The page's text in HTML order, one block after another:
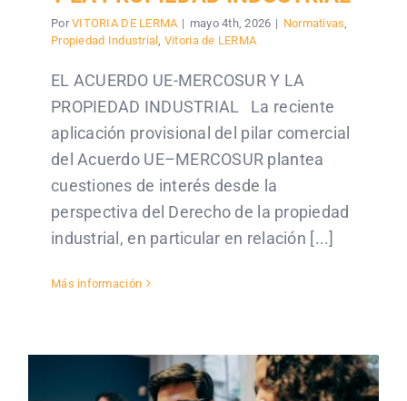
PorVITORIA DE LERMA | mayo 4th, 2026 | Normativas
Propiedad Industrial Vitoria de LERMA
EL ACUERDO UE-MERCOSUR Y LA
PROPIEDAD INDUSTRIAL La reciente
aplicación provisional del pilar comercial
del Acuerdo UE–MERCOSUR plantea
cuestiones de interés desde la
perspectiva del Derecho de la propiedad
industrial, en particular en relación [...]
Más información